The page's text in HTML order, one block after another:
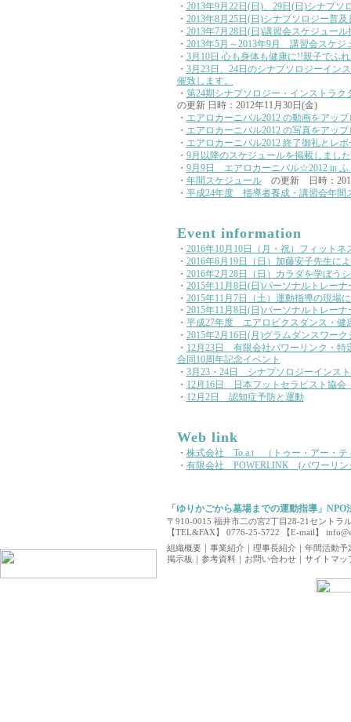
・ 2013年9月22日(日)、29日(日)シナプ
・ 2013年8月25日(日)シナプソロジー普
・ 2013年7月28日(日)講習会スケジュー
・ 2013年5月～2013年9月 講習会スケジ
・ 3月10日 心も身体も健康に!!親子でふ
・ 3月23日、24日のシナプソロジーイン
催致します。
・ 第24期シナプソロジー・インストラ
の更新 日時：2012年11月30日(金)
・ エアロカーニバル2012 の動画をアッ
・ エアロカーニバル2012 の写真をアッ
・ エアロカーニバル2012 終了御礼とレポ
・ 9月以降のスケジュールを掲載しました
・ 9月9日 エアロカーニバル☆2012 in ふ
・ 年間スケジュールの更新 日時：
・ 平成24年度 指導者養成・講習会年間
Event information
・ 2016年10月10日（月・祝）フィット
・ 2016年6月19日（日）加藤安子先生に
・ 2016年2月28日（日）カラダを学ぼう
・ 2015年11月8日(日)パーソナルトレー
・ 2015年11月7日（土）運動指導の現場
・ 2015年11月8日(日)パーソナルトレー
・ 平成27年度 エアロビクスダンス・健
・ 2015年2月16日(月)グラムダンスワー
・ 12月23日 有限会社パワーリンク・特
合同10周年記念イベント
・ 3月23・24日 シナプソロジーインス
・ 12月16日 日本フットセラピスト協
・ 12月2日 認知症予防と運動
Web link
・ 株式会社 To.a.t （トゥー・アー・テ
・ 有限会社 POWERLINK (パワーリン
「ゆりかごから墓場までの運動指導」
〒910-0015 福井市二の宮2丁目28-21セントラ
【TEL&FAX】 0776-25-5722 【E-mail】
組織概要 ｜ 事業紹介 ｜ 理事長紹介 ｜ 年間活動予
掲示板 ｜ 参考資料 ｜ お問い合わせ ｜ サイトマッ